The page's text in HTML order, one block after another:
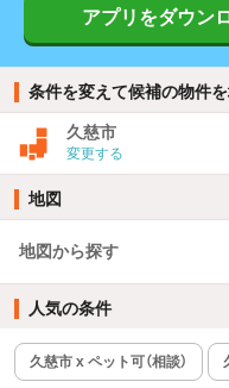
アプリをダウン
条件を変えて候補の物件を
久慈市
変更する
地図
地図から探す
人気の条件
久慈市 x ペット可（相談）